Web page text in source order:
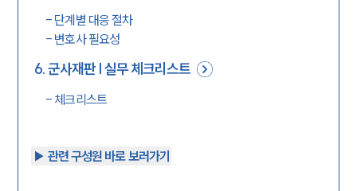
- 단계별 대응 절차
- 변호사 필요성
6.군사재판 | 실무 체크리스트
- 체크리스트
▶︎ 관련 구성원 바로 보러가기